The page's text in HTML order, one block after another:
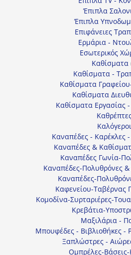
Έπιπλα
Έπιπλα
Επιφάνειες
Ερμάρια -
Εσωτερικός
Καθίσματα
Καθίσματα -
Καθίσματα
Καθίσματα
Καθίσματα Εργασίας
Καλόγεροι
Καναπέδες - Καρέκλες
Καναπέδες &
Καναπέδες Γωνία-
Καναπέδες-Πολυθρόνες
Καναπέδες-
Καφενείου-Ταβέρνας
Κομοδίνα-Συρταριέρες-
Κρεβάτια-
Μαξιλάρια -
Μπουφέδες - Βιβλιοθήκες -
Ξαπλώστρες -
Ομπρέλες-Βάσεις-